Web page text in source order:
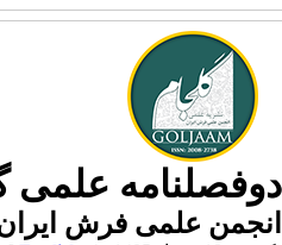
علمی
علمی فرش ایران